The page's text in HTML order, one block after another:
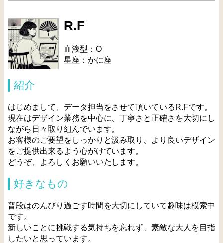
R.F
血液型：O
星座：かに座
紹介
はじめまして、データ担当をさせて頂いているR.Fです。
現在はデザイン業務を中心に、丁寧さと正確さを大切にし
ながら日々取り組んでいます。
お客様のご要望をしっかりと汲み取り、より良いデザイン
をご提供出来るよう心がけています。
どうぞ、よろしくお願いいたします。
好きなもの
普段はのんびり過ごす時間を大切にしていて趣味は模索中
です。
新しいことに挑戦する気持ちを忘れず、素敵な大人を目指
したいと思っています。